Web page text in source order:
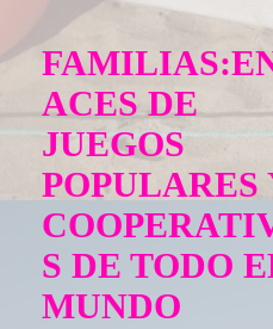
ACES DE
JUEGOS
POPULARES
S DE TODO
MUNDO